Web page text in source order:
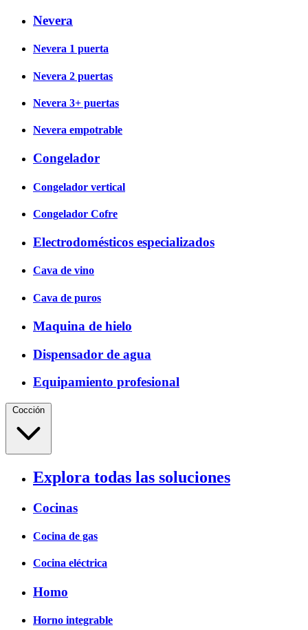
Nevera
Nevera 1 puerta
Nevera 2 puertas
Nevera 3+ puertas
Nevera empotrable
Congelador
Congelador vertical
Congelador Cofre
Electrodomésticos especializados
Cava de vino
Cava de puros
Maquina de hielo
Dispensador de agua
Equipamiento profesional
Cocción
Explora todas las soluciones
Cocinas
Cocina de gas
Cocina eléctrica
Homo
Horno integrable